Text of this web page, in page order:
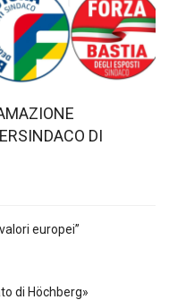
DI
europei”
di Höchberg»